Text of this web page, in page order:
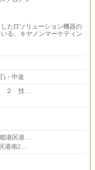
たITソリューション機器の
る、キヤノンマーケティン
)・中途
２ 技…
港区港…
港南2…